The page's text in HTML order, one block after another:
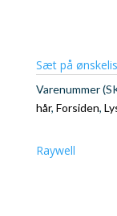
Sæt på
Varenummer
hår, Forsiden,
Raywell